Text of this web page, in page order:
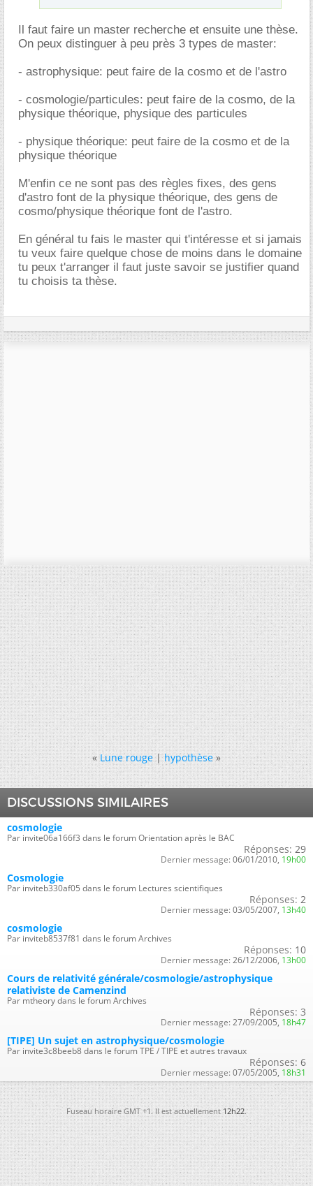
Il faut faire un master recherche et ensuite une thèse.
On peux distinguer à peu près 3 types de master:
- astrophysique: peut faire de la cosmo et de l'astro
- cosmologie/particules: peut faire de la cosmo, de la
physique théorique, physique des particules
- physique théorique: peut faire de la cosmo et de la
physique théorique
M'enfin ce ne sont pas des règles fixes, des gens
d'astro font de la physique théorique, des gens de
cosmo/physique théorique font de l'astro.
En général tu fais le master qui t'intéresse et si jamais
tu veux faire quelque chose de moins dans le domaine
tu peux t'arranger il faut juste savoir se justifier quand
tu choisis ta thèse.
« Lune rouge|hypothèse »
DISCUSSIONS SIMILAIRES
cosmologie
Par invite06a166f3 dans le forum Orientation après le BAC
Réponses: 29
Dernier message: 06/01/2010, 19h00
Cosmologie
Par inviteb330af05 dans le forum Lectures scientifiques
Réponses: 2
Dernier message: 03/05/2007, 13h40
cosmologie
Par inviteb8537f81 dans le forum Archives
Réponses: 10
Dernier message: 26/12/2006, 13h00
Cours de relativité générale/cosmologie/astrophysique
relativiste de Camenzind
Par mtheory dans le forum Archives
Réponses: 3
Dernier message: 27/09/2005, 18h47
[TIPE] Un sujet en astrophysique/cosmologie
Par invite3c8beeb8 dans le forum TPE / TIPE et autres travaux
Réponses: 6
Dernier message: 07/05/2005, 18h31
Fuseau horaire GMT +1. Il est actuellement12h22.